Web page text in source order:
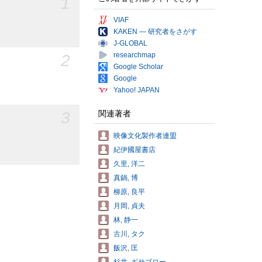
2
VIAF
KAKEN — 研究者をさがす
J-GLOBAL
researchmap
Google Scholar
Google
Yahoo! JAPAN
関連著者
映像文化製作者連盟
紀伊國屋書店
久里, 洋二
真鍋, 博
柳原, 良平
月岡, 貞夫
林, 静一
古川, タク
飯沢, 匡